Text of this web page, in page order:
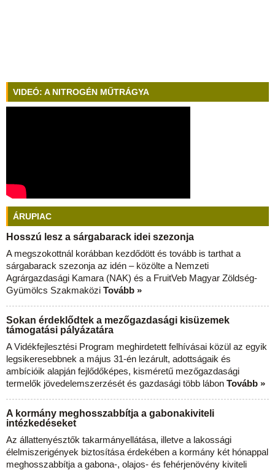
VIDEÓ: A NITROGÉN MŰTRÁGYA
ÁRUPIAC
Hosszú lesz a sárgabarack idei szezonja
A megszokottnál korábban kezdődött és tovább is tarthat a
sárgabarack szezonja az idén – közölte a Nemzeti
Agrárgazdasági Kamara (NAK) és a FruitVeb Magyar Zöldség-
Gyümölcs Szakmaközi Tovább »
Sokan érdeklődtek a mezőgazdasági kisüzemek
támogatási pályázatára
A Vidékfejlesztési Program meghirdetett felhívásai közül az egyik
legsikeresebbnek a május 31-én lezárult, adottságaik és
ambícióik alapján fejlődőképes, kisméretű mezőgazdasági
termelők jövedelemszerzését és gazdasági több lábon Tovább »
A kormány meghosszabbítja a gabonakiviteli
intézkedéseket
Az állattenyésztők takarmányellátása, illetve a lakossági
élelmiszerigények biztosítása érdekében a kormány két hónappal
meghosszabbítja a gabona-, olajos- és fehérjenövény kiviteli